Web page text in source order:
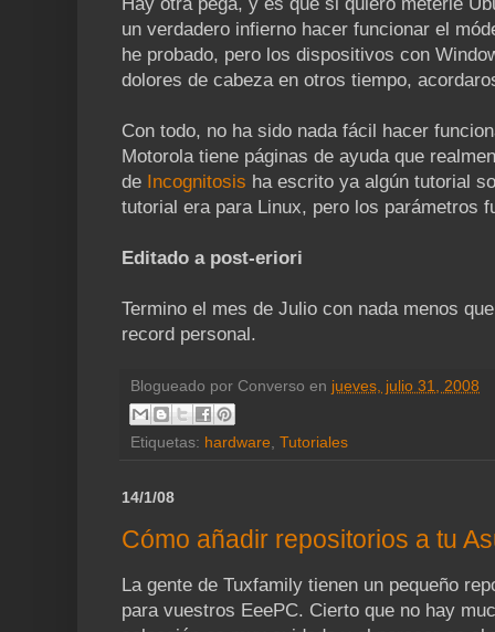
un verdadero infierno hacer funcionar el
he probado, pero los dispositivos con
dolores de cabeza en otros tiempo,
Con todo, no ha sido nada fácil hacer
Motorola tiene páginas de ayuda que
de Incognitosis ha escrito ya algún tutorial
tutorial era para Linux, pero los parámetros
Editado a post-eriori
Termino el mes de Julio con nada menos
record personal.
Blogueado por Converso en jueves, julio 31, 2008
Etiquetas: hardware, Tutoriales
14/1/08
Cómo añadir repositorios a tu
La gente de Tuxfamily tienen un pequeño
para vuestros EeePC. Cierto que no hay